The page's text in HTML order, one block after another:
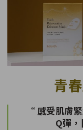
青
“ 感受肌膚
Q彈